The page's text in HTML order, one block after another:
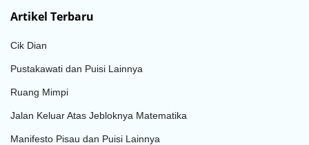
Artikel Terbaru
Cik Dian
Pustakawati dan Puisi Lainnya
Ruang Mimpi
Jalan Keluar Atas Jebloknya Matematika
Manifesto Pisau dan Puisi Lainnya